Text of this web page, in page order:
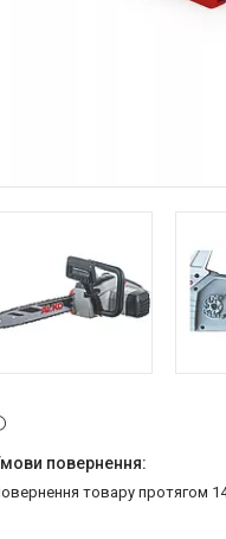
повернення товару протягом